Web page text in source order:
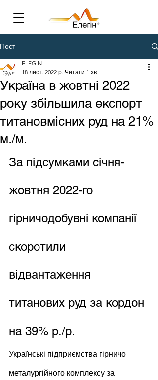
Пост
Україна в жовтні 2022
року збільшила експорт
титановмісних руд на 21%
м./м.
ELEGIN
18 лист. 2022 р. Читати 1 хв
За підсумками січня-
жовтня 2022-го
гірничодобувні компанії
скоротили
відвантаження
титанових руд за кордон
на 39% р./р.
Українські підприємства гірничо-
металургійного комплексу за